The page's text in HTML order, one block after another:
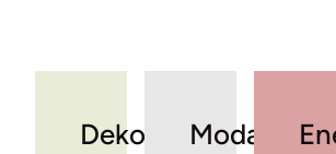
DekoracjeModa